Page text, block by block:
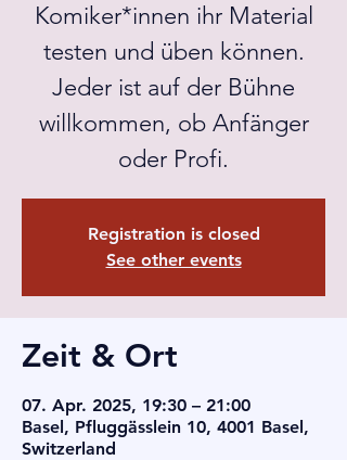
Komiker*innen ihr Material
testen und üben können.
Jeder ist auf der Bühne
willkommen, ob Anfänger
oder Profi.
Registration is closed
See other events
Zeit & Ort
07. Apr. 2025, 19:30 – 21:00
Basel, Pfluggässlein 10, 4001 Basel,
Switzerland